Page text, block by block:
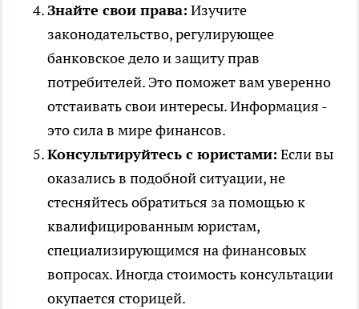
Знайте свои права: Изучите
законодательство, регулирующее
банковское дело и защиту прав
потребителей. Это поможет вам уверенно
отстаивать свои интересы. Информация -
это сила в мире финансов.
Консультируйтесь с юристами: Если вы
оказались в подобной ситуации, не
стесняйтесь обратиться за помощью к
квалифицированным юристам,
специализирующимся на финансовых
вопросах. Иногда стоимость консультации
окупается сторицей.